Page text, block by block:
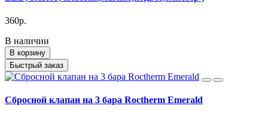
360р.
В наличии
В корзину
Быстрый заказ
Cбросной клапан на 3 бара Roctherm Emerald